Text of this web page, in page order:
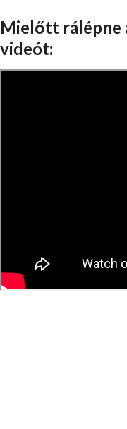
Mielőtt rálépne
videót: